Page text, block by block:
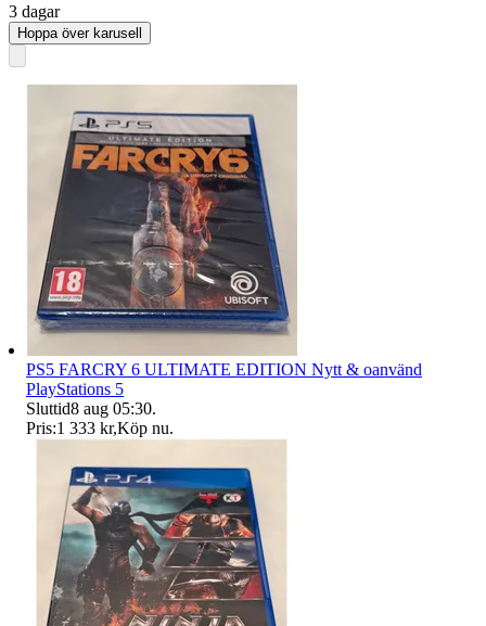
3 dagar
Hoppa över karusell
PS5 FARCRY 6 ULTIMATE EDITION Nytt & oanvänd
PlayStations 5
Sluttid8 aug 05:30.
Pris:1 333 kr,Köp nu.